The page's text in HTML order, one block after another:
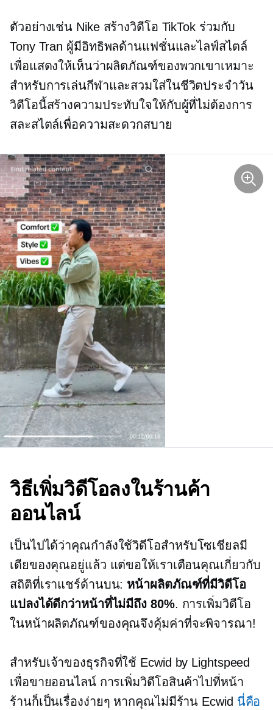
ตัวอย่างเช่น Nike สร้างวิดีโอ TikTok ร่วมกับ
Tony Tran ผู้มีอิทธิพลด้านแฟชั่นและไลฟ์สไตล์
เพื่อแสดงให้เห็นว่าผลิตภัณฑ์ของพวกเขาเหมาะ
สำหรับการเล่นกีฬาและสวมใส่ในชีวิตประจำวัน
วิดีโอนี้สร้างความประทับใจให้กับผู้ที่ไม่ต้องการ
สละสไตล์เพื่อความสะดวกสบาย
วิธีเพิ่มวิดีโอลงในร้านค้า
ออนไลน์
เป็นไปได้ว่าคุณกำลังใช้วิดีโอสำหรับโซเชียลมี
เดียของคุณอยู่แล้ว แต่ขอให้เราเตือนคุณเกี่ยวกับ
สถิติที่เราแชร์ด้านบน: หน้าผลิตภัณฑ์ที่มีวิดีโอ
แปลงได้ดีกว่าหน้าที่ไม่มีถึง 80%. การเพิ่มวิดีโอ
ในหน้าผลิตภัณฑ์ของคุณจึงคุ้มค่าที่จะพิจารณา!
สำหรับเจ้าของธุรกิจที่ใช้ Ecwid by Lightspeed
เพื่อขายออนไลน์ การเพิ่มวิดีโอสินค้าไปที่หน้า
ร้านก็เป็นเรื่องง่ายๆ หากคุณไม่มีร้าน Ecwid นี่คือ